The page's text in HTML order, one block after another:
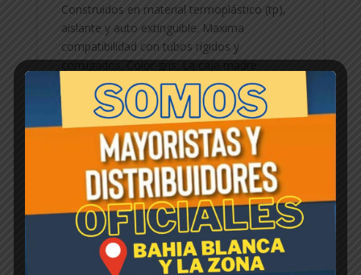
Construidos en material termoplástico (tp),
aislante y auto extinguible. Maxima
compatibilidad con tubos rígidos y
corrugados. Color gris. La caja madre
contiene 200 unidades.
Productos relacionados